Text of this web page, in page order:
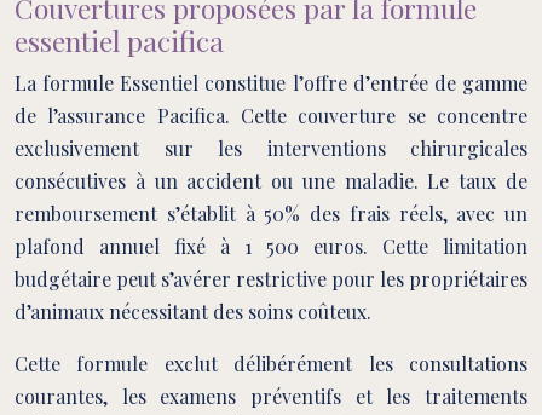
Couvertures proposées par la formule
essentiel pacifica
La formule Essentiel constitue l’offre d’entrée de gamme
de l’assurance Pacifica. Cette couverture se concentre
exclusivement sur les interventions chirurgicales
consécutives à un accident ou une maladie. Le taux de
remboursement s’établit à 50% des frais réels, avec un
plafond annuel fixé à 1 500 euros. Cette limitation
budgétaire peut s’avérer restrictive pour les propriétaires
d’animaux nécessitant des soins coûteux.
Cette formule exclut délibérément les consultations
courantes, les examens préventifs et les traitements